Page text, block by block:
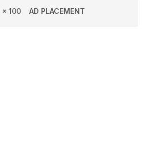
100 AD PLACEMENT